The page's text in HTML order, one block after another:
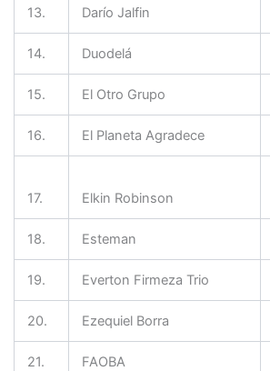
13. Darío Jalfin
14. Duodelá
15. El Otro Grupo
16. El Planeta Agradece
17. Elkin Robinson
18. Esteman
19. Everton Firmeza Trio
20. Ezequiel Borra
21. FAOBA